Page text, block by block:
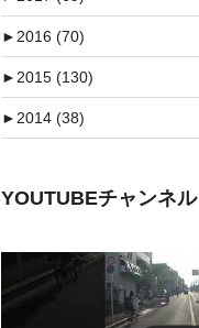
►2016 (70)
►2015 (130)
►2014 (38)
YOUTUBEチャンネル